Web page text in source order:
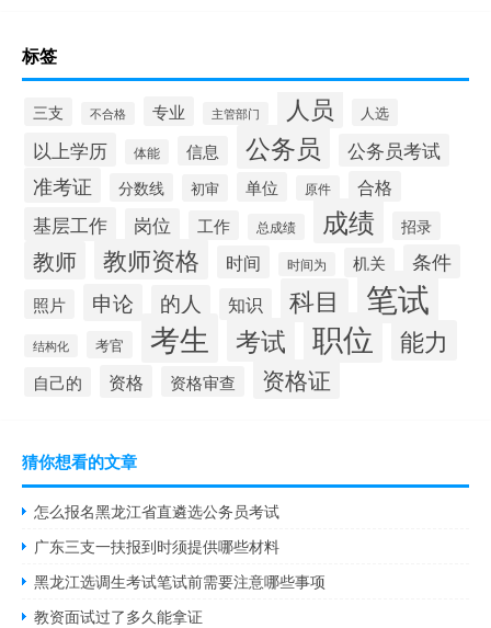
标签
三支 不合格 专业 主管部门 人员 人选
以上学历 体能 信息 公务员 公务员考试
准考证 分数线 初审 单位 原件 合格
基层工作 岗位 工作 总成绩 成绩 招录
教师 教师资格 时间 时间为 机关 条件
照片 申论 的人 知识 科目 笔试
结构化 考官 考生 考试 职位 能力
自己的 资格 资格审查 资格证
猜你想看的文章
怎么报名黑龙江省直遴选公务员考试
广东三支一扶报到时须提供哪些材料
黑龙江选调生考试笔试前需要注意哪些事项
教资面试过了多久能拿证